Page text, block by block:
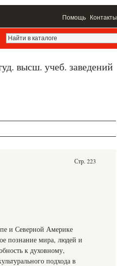
Помощь Контакты
высш. учеб. заведений
Стр. 223
и Северной Америке
познание мира, людей и
к духовному,
подхода в